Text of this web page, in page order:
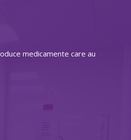
medicamente care au